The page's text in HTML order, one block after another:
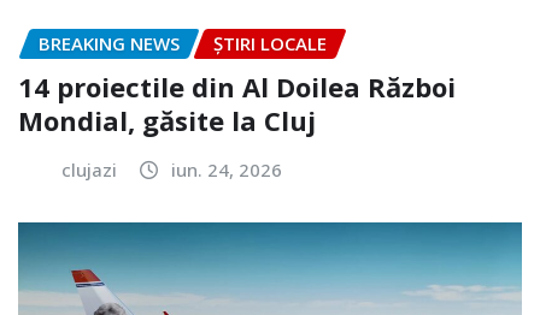
BREAKING NEWS ȘTIRI LOCALE
14 proiectile din Al Doilea Război
Mondial, găsite la Cluj
clujazi iun. 24, 2026